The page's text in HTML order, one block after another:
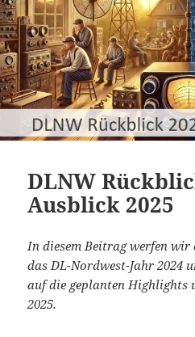
DLNW
Ausblick 2025
In diesem Beitrag werfen
das DL-Nordwest-Jahr 2024
auf die geplanten Highlights
2025.